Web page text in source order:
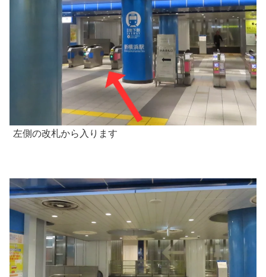
左側の改札から入ります